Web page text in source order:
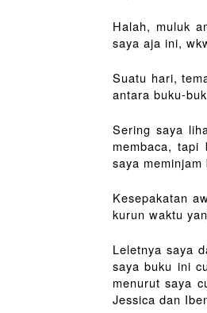
Halah, muluk
saya aja ini,
Suatu hari,
antara buku-
Sering saya
membaca, tapi
saya
Kesepakatan
kurun waktu
Leletnya saya
saya buku ini
menurut saya
Jessica dan